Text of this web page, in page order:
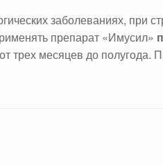
заболеваниях, при
препарат «Имусил»
трех месяцев до полугода.